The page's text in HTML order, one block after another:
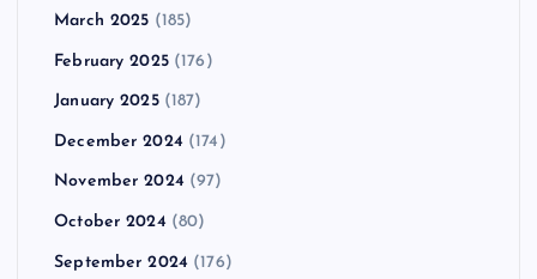
March 2025 (185)
February 2025(176)
January 2025(187)
December 2024 (174)
November 2024 (97)
October 2024 (80)
September 2024 (176)